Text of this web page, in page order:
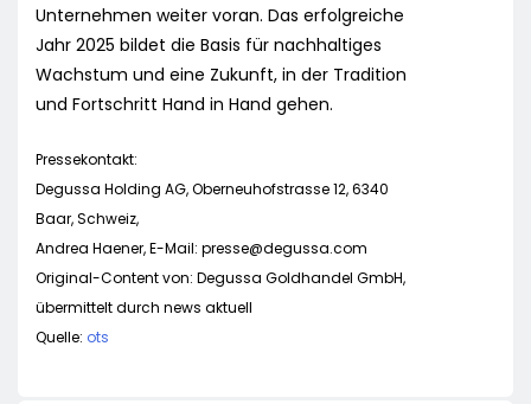
Unternehmen weiter voran. Das erfolgreiche
Jahr 2025 bildet die Basis für nachhaltiges
Wachstum und eine Zukunft, in der Tradition
und Fortschritt Hand in Hand gehen.
Pressekontakt:
Degussa Holding AG, Oberneuhofstrasse 12, 6340
Baar, Schweiz,
Andrea Haener, E-Mail: presse@degussa.com
Original-Content von: Degussa Goldhandel GmbH,
übermittelt durch news aktuell
Quelle: ots